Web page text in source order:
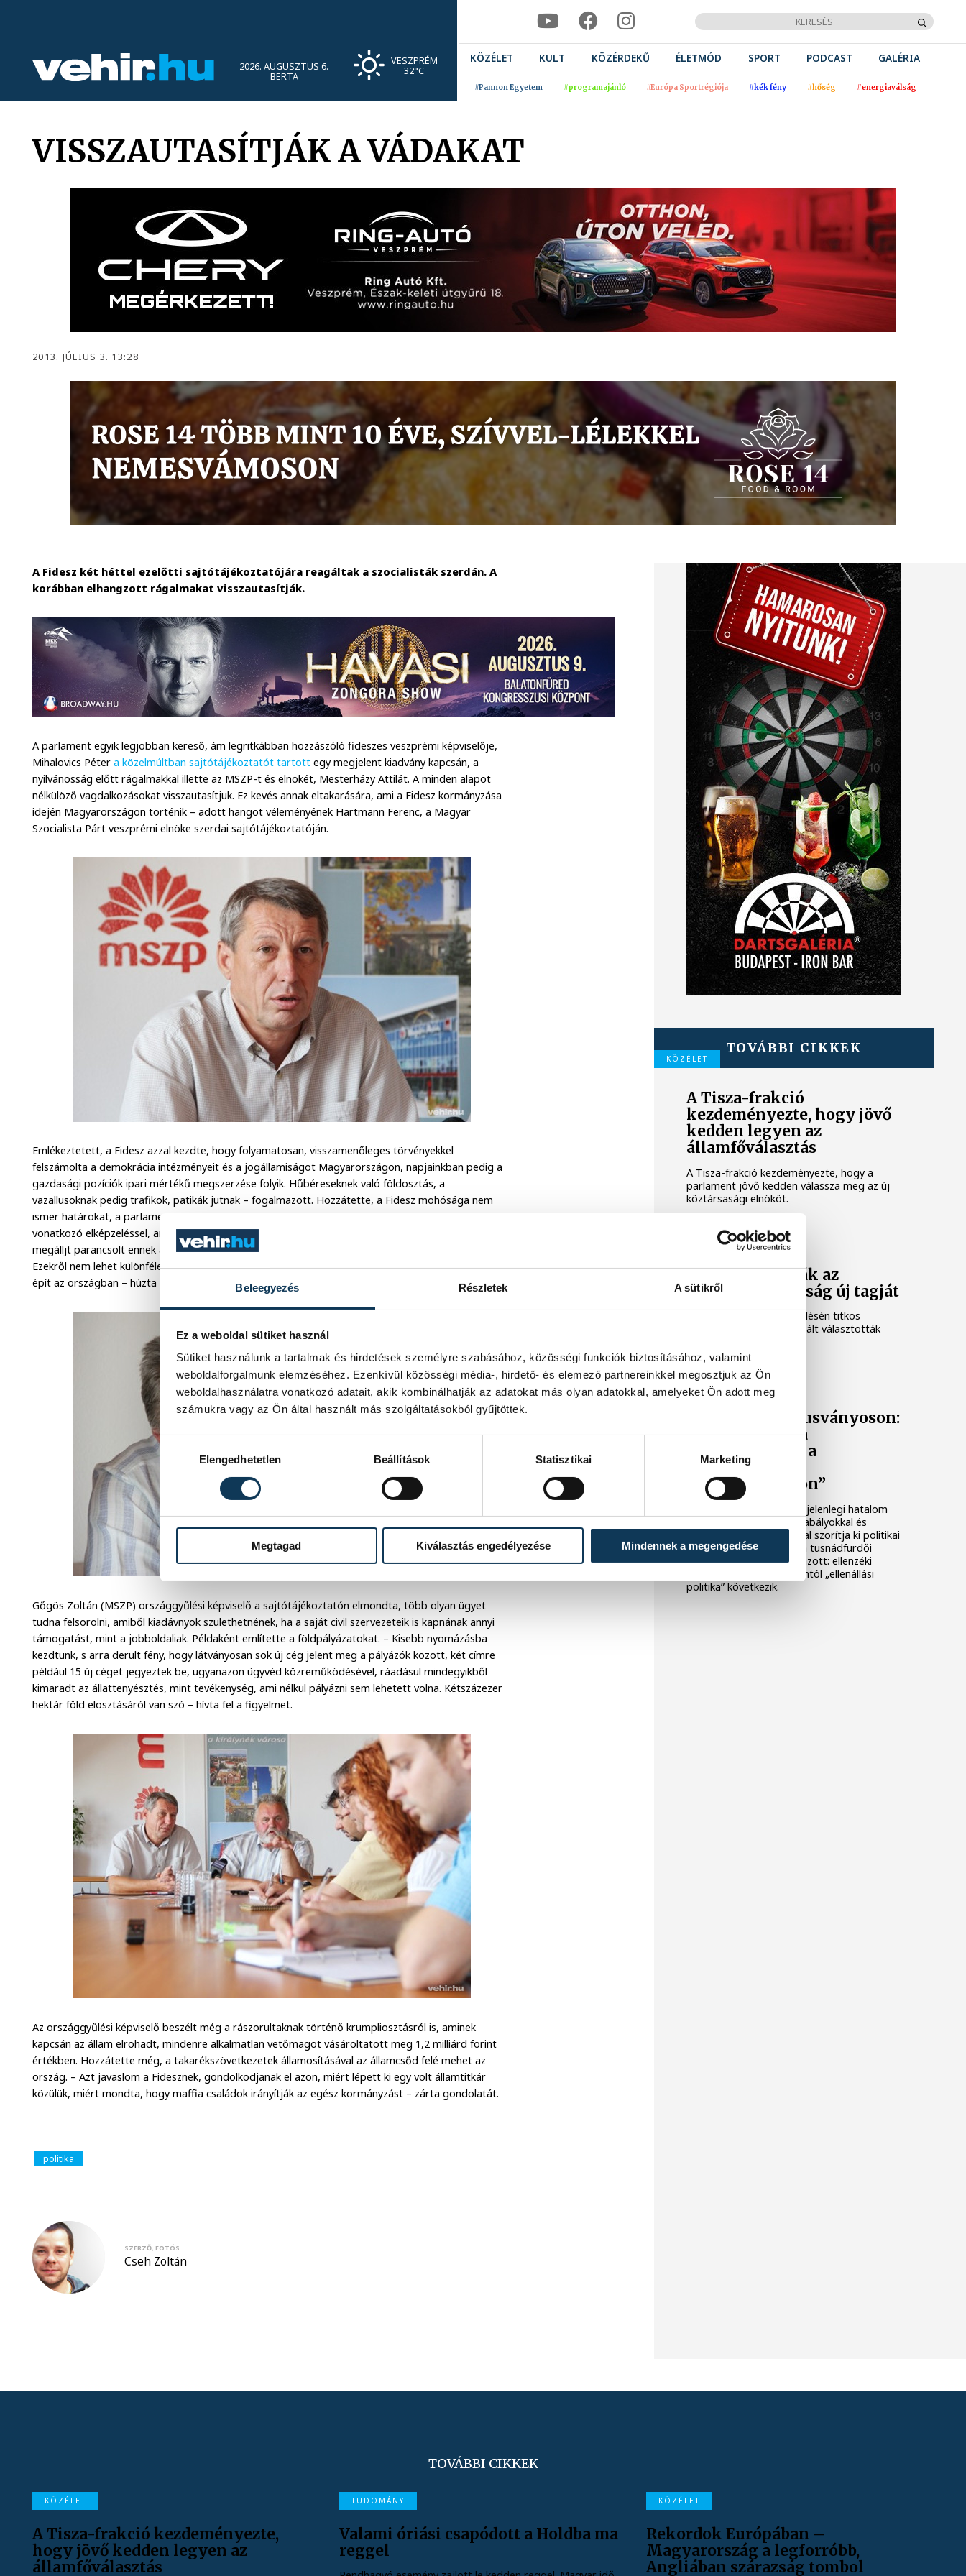
Beleegyezés Részletek A sütikről
Ez a weboldal sütiket használ
Sütiket használunk a tartalmak és hirdetések személyre szabásához, közösségi funkciók biztosításához, valamint
weboldalforgalmunk elemzéséhez. Ezenkívül közösségi média-, hirdető- és elemező partnereinkkel megosztjuk az Ön
weboldalhasználatra vonatkozó adatait, akik kombinálhatják az adatokat más olyan adatokkal, amelyeket Ön adott meg
számukra vagy az Ön által használt más szolgáltatásokból gyűjtöttek.
Hozzájárulás kiválasztása
Elengedhetetlen
Beállítások Statisztikai Marketing
Megtagad Kiválasztás engedélyezése Mindennek a megengedése
2026. AUGUSZTUS 6.
BERTA
VESZPRÉM
32°C
KÖZÉLET KULT KÖZÉRDEKŰ ÉLETMÓD SPORT PODCAST GALÉRIA
#Pannon Egyetem #programajánló #Európa Sportrégiója #kék fény #hőség #energiaválság
VISSZAUTASÍTJÁK A VÁDAKAT
2013. JÚLIUS 3. 13:28
A Fidesz két héttel ezelőtti sajtótájékoztatójára reagáltak a szocialisták szerdán. A
korábban elhangzott rágalmakat visszautasítják.
A parlament egyik legjobban kereső, ám legritkábban hozzászóló fideszes veszprémi képviselője,
Mihalovics Pétera közelmúltban sajtótájékoztatót tartottegy megjelent kiadvány kapcsán, a
nyilvánosság előtt rágalmakkal illette az MSZP-t és elnökét, Mesterházy Attilát. A minden alapot
nélkülöző vagdalkozásokat visszautasítjuk. Ez kevés annak eltakarására, ami a Fidesz kormányzása
idején Magyarországon történik – adott hangot véleményének Hartmann Ferenc, a Magyar
Szocialista Párt veszprémi elnöke szerdai sajtótájékoztatóján.
Emlékeztetett, a Fidesz azzal kezdte, hogy folyamatosan, visszamenőleges törvényekkel
felszámolta a demokrácia intézményeit és a jogállamiságot Magyarországon, napjainkban pedig a
gazdasági pozíciók ipari mértékű megszerzése folyik. Hűbéreseknek való földosztás, a
vazallusoknak pedig trafikok, patikák jutnak – fogalmazott. Hozzátette, a Fidesz mohósága nem
ismer határokat, a parlament a napokban foglalkozott a takarékszövetkezetek államosítására
vonatkozó elképzeléssel, ami gyakorlatilag einstandolás. A köztársasági elnök egy pillanatra
megálljt parancsolt ennek a szándéknak, de az eddigi gyakorlatot ismerve véghezviszik a tervüket.
Ezekről nem lehet különféle vádaskodásokkal elterelni a figyelmet. A Fidesz “narancsköztársaságot”
épít az országban – húzta alá.
Gőgös Zoltán (MSZP) országgyűlési képviselő a sajtótájékoztatón elmondta, több olyan ügyet
tudna felsorolni, amiből kiadávnyok születhetnének, ha a saját civil szervezeteik is kapnának annyi
támogatást, mint a jobboldaliak. Példaként említette a földpályázatokat. – Kisebb nyomázásba
kezdtünk, s arra derült fény, hogy látványosan sok új cég jelent meg a pályázók között, két címre
például 15 új céget jegyeztek be, ugyanazon ügyvéd közreműködésével, ráadásul mindegyikből
kimaradt az állattenyésztés, mint tevékenység, ami nélkül pályázni sem lehetett volna. Kétszázezer
hektár föld elosztásáról van szó – hívta fel a figyelmet.
Az országgyűlési képviselő beszélt még a rászorultaknak történő krumpliosztásról is, aminek
kapcsán az állam elrohadt, mindenre alkalmatlan vetőmagot vásároltatott meg 1,2 milliárd forint
értékben. Hozzátette még, a takarékszövetkezetek államosításával az államcsőd felé mehet az
ország. – Azt javaslom a Fidesznek, gondolkodjanak el azon, miért lépett ki egy volt államtitkár
közülük, miért mondta, hogy maffia családok irányítják az egész kormányzást – zárta gondolatát.
politika
SZERZŐ, FOTÓS
Cseh Zoltán
TOVÁBBI CIKKEK
KÖZÉLET
A Tisza-frakció
kezdeményezte, hogy jövő
kedden legyen az
államfőválasztás
A Tisza-frakció kezdeményezte, hogy a
parlament jövő kedden válassza meg az új
köztársasági elnököt.
Megválasztották az
Alkotmánybíróság új tagját
Az Országgyűlés hétfői ülésén titkos
szavazással Sonnevend Pált választották
TUSVÁNYOS
Orbán Viktor Tusványoson:
„Felszámolják a
demokráciát és a
jogállamot
Magyarországon”
A Fidesz elnöke szerint a jelenlegi hatalom
személyre szabott jogszabályokkal és
alkotmánymódosításokkal szorítja ki politikai
ellenfeleit. Orbán Viktor a tusnádfürdői
beszédében úgy fogalmazott: ellenzéki
politizálás helyett mostantól „ellenállási
politika” következik.
TOVÁBBI CIKKEK
KÖZÉLET
A Tisza-frakció kezdeményezte,
hogy jövő kedden legyen az
államfőválasztás
TUDOMÁNY
Valami óriási csapódott a Holdba ma
reggel
KÖZÉLET
Rekordok Európában –
Magyarország a legforróbb,
Angliában szárazság tombol